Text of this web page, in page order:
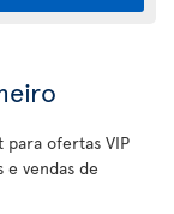
para ofertas VIP
e vendas de